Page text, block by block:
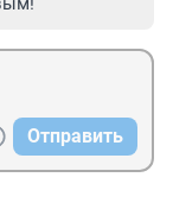
Отправить